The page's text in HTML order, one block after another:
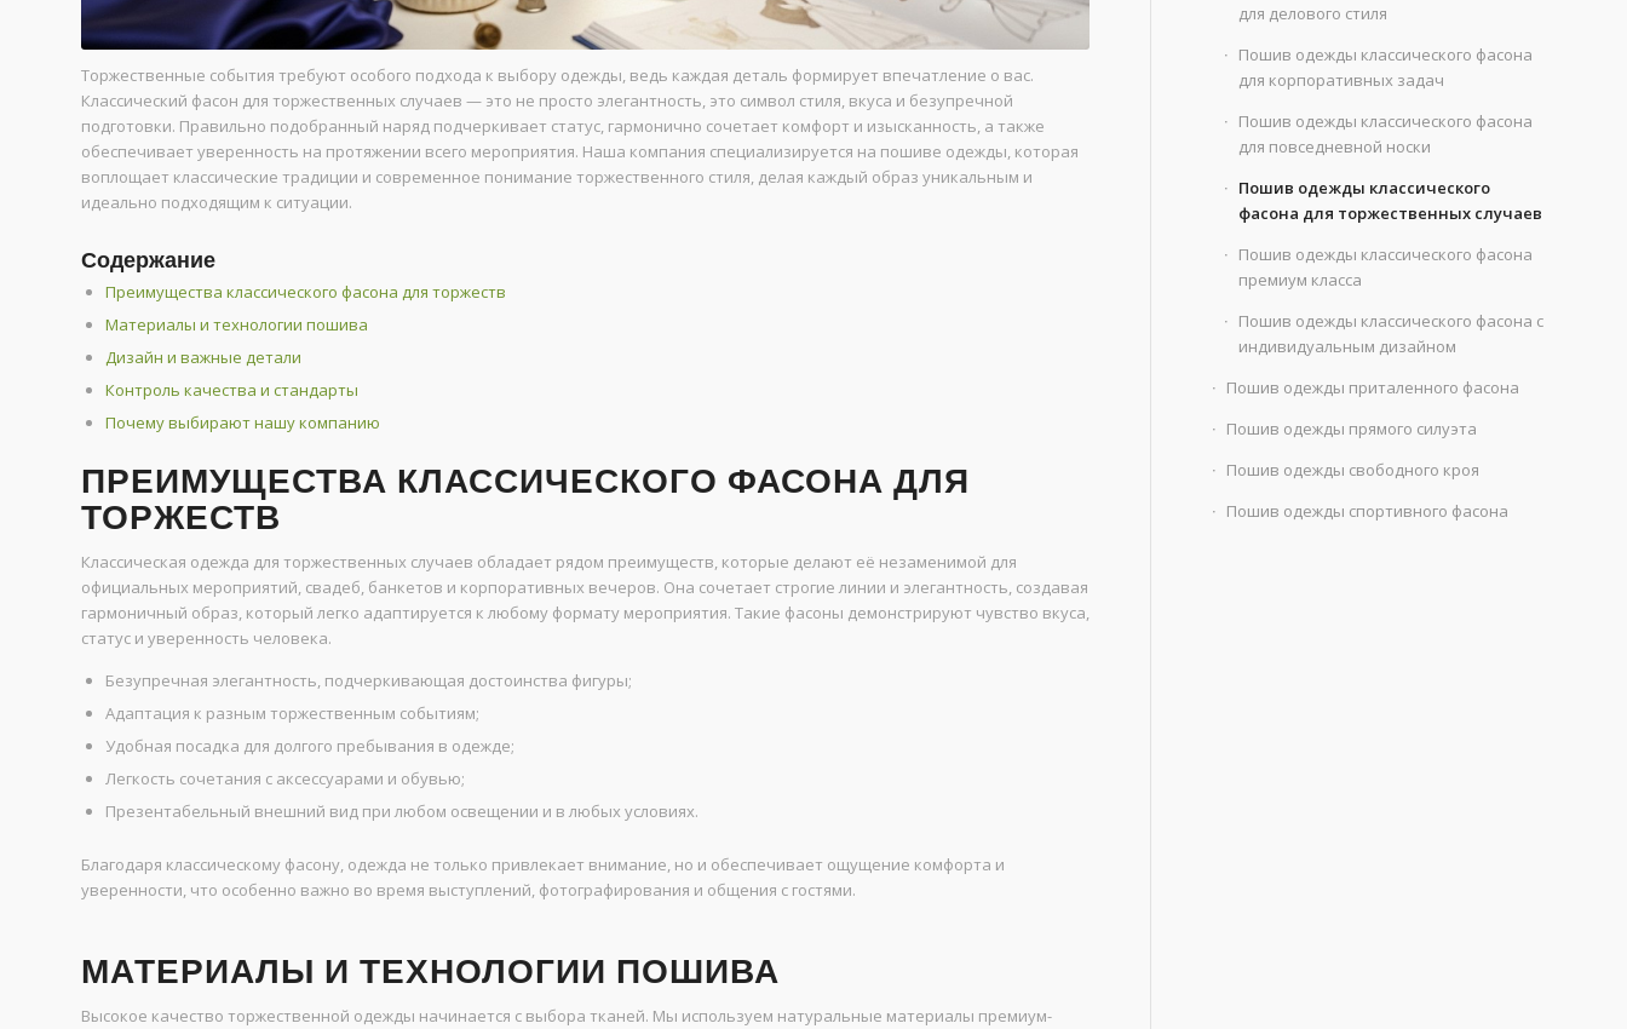
Торжественные события требуют особого подхода к выбору одежды, ведь каждая деталь формирует впечатление о вас.
Классический фасон для торжественных случаев — это не просто элегантность, это символ стиля, вкуса и безупречной
подготовки. Правильно подобранный наряд подчеркивает статус, гармонично сочетает комфорт и изысканность, а также
обеспечивает уверенность на протяжении всего мероприятия. Наша компания специализируется на пошиве одежды, которая
воплощает классические традиции и современное понимание торжественного стиля, делая каждый образ уникальным и
идеально подходящим к ситуации.
Содержание
Преимущества классического фасона для торжеств
Материалы и технологии пошива
Дизайн и важные детали
Контроль качества и стандарты
Почему выбирают нашу компанию
ПРЕИМУЩЕСТВА КЛАССИЧЕСКОГО ФАСОНА ДЛЯ
ТОРЖЕСТВ
Классическая одежда для торжественных случаев обладает рядом преимуществ, которые делают её незаменимой для
официальных мероприятий, свадеб, банкетов и корпоративных вечеров. Она сочетает строгие линии и элегантность, создавая
гармоничный образ, который легко адаптируется к любому формату мероприятия. Такие фасоны демонстрируют чувство вкуса,
статус и уверенность человека.
Безупречная элегантность, подчеркивающая достоинства фигуры;
Адаптация к разным торжественным событиям;
Удобная посадка для долгого пребывания в одежде;
Легкость сочетания с аксессуарами и обувью;
Презентабельный внешний вид при любом освещении и в любых условиях.
Благодаря классическому фасону, одежда не только привлекает внимание, но и обеспечивает ощущение комфорта и
уверенности, что особенно важно во время выступлений, фотографирования и общения с гостями.
МАТЕРИАЛЫ И ТЕХНОЛОГИИ ПОШИВА
Высокое качество торжественной одежды начинается с выбора тканей. Мы используем натуральные материалы премиум-
для делового стиля
Пошив одежды классического фасона
для корпоративных задач
Пошив одежды классического фасона
для повседневной носки
Пошив одежды классического
фасона для торжественных случаев
Пошив одежды классического фасона
премиум класса
Пошив одежды классического фасона с
индивидуальным дизайном
Пошив одежды приталенного фасона
Пошив одежды прямого силуэта
Пошив одежды свободного кроя
Пошив одежды спортивного фасона